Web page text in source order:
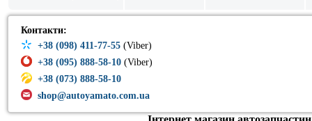
Контакти:
+38 (098) 411-77-55 (Viber)
+38 (095) 888-58-10 (Viber)
+38 (073) 888-58-10
shop@autoyamato.com.ua